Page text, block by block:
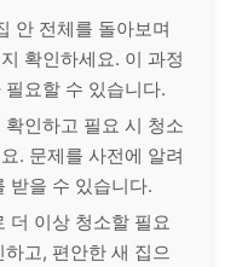
안 전체를 돌아보며
확인하세요. 이 과정
요할 수 있습니다.
인하고 필요 시 청소
. 문제를 사전에 알려
받을 수 있습니다.
더 이상 청소할 필요
고, 편안한 새 집으